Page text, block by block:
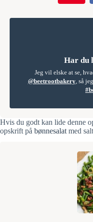
Har du
Jeg vil elske at se,
@beetrootbakery, så
Hvis du godt kan lide denne
opskrift på bønnesalat med